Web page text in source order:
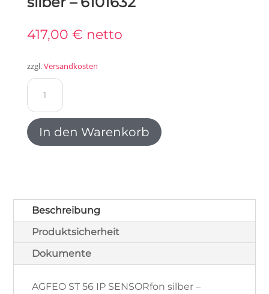
417,00 € netto
zzgl.Versandkosten
AGFEO
56
IP
SENSORfon
In den Warenkorb
Beschreibung
Produktsicherheit
Dokumente
AGFEO ST 56 IP SENSORfon silber –